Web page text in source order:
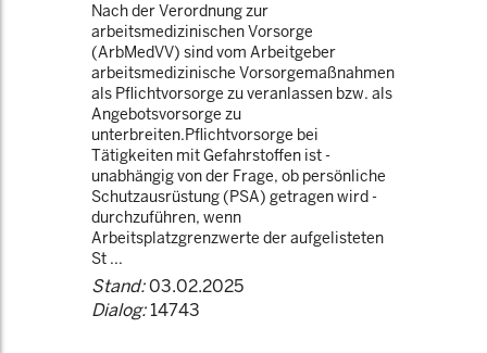
Nach der Verordnung zur
arbeitsmedizinischen Vorsorge
(ArbMedVV) sind vom Arbeitgeber
arbeitsmedizinische Vorsorgemaßnahmen
als Pflichtvorsorge zu veranlassen bzw. als
Angebotsvorsorge zu
unterbreiten.Pflichtvorsorge bei
Tätigkeiten mit Gefahrstoffen ist -
unabhängig von der Frage, ob persönliche
Schutzausrüstung (PSA) getragen wird -
durchzuführen, wenn
Arbeitsplatzgrenzwerte der aufgelisteten
St ...
Stand:03.02.2025
Dialog:14743